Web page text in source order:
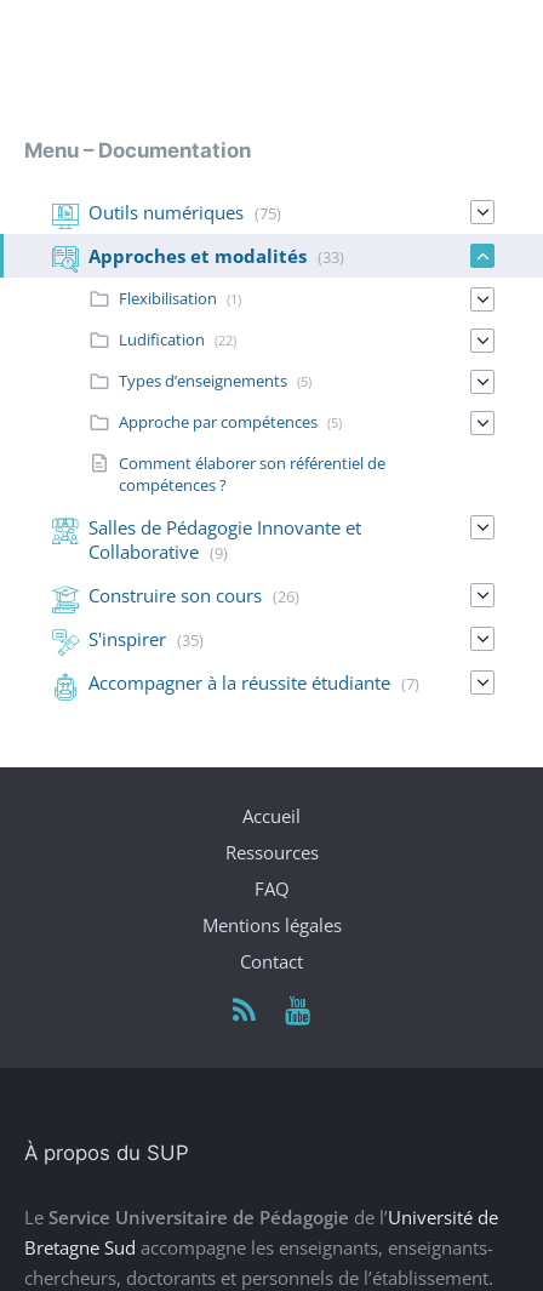
Menu – Documentation
Outils numériques (75)
Approches et modalités (33)
Flexibilisation (1)
Ludification (22)
Types d’enseignements (5)
Approche par compétences (5)
Comment élaborer son référentiel de
compétences ?
Salles de Pédagogie Innovante et
Collaborative (9)
Construire son cours (26)
S'inspirer (35)
Accompagner à la réussite étudiante (7)
Accueil
Ressources
FAQ
Mentions légales
Contact
À propos du SUP
Le Service Universitaire de Pédagogie de l’Université de
Bretagne Sud accompagne les enseignants, enseignants-
chercheurs, doctorants et personnels de l’établissement.